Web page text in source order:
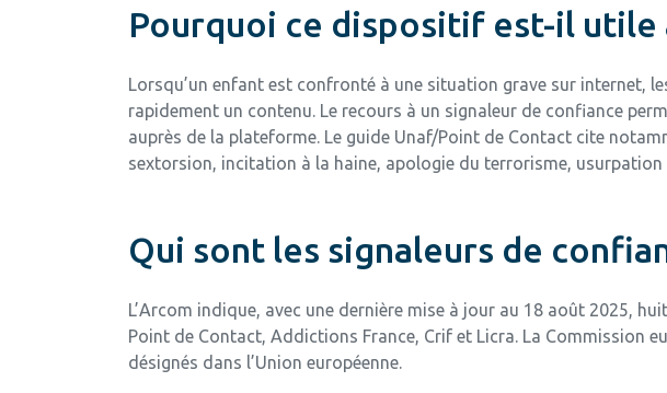
Pourquoi ce dispositif est-il utile
Lorsqu’un enfant est confronté à une situation grave sur internet,
rapidement un contenu. Le recours à un signaleur de confiance
auprès de la plateforme. Le guide Unaf/Point de Contact cite
sextorsion, incitation à la haine, apologie du terrorisme,
Qui sont les signaleurs de
L’Arcom indique, avec une dernière mise à jour au 18 août 2025,
Point de Contact, Addictions France, Crif et Licra. La Commission
désignés dans l’Union européenne.